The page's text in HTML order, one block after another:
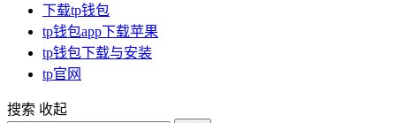
下载tp钱包
tp钱包app下载苹果
tp钱包下载与安装
tp官网
搜索 收起